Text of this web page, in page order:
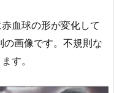
血球の形が変化して
画像です。不規則な
す。